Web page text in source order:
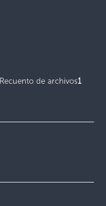
Recuento de archivos1